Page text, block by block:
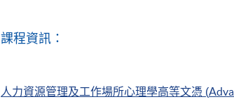
課程資訊：
人力資源管理及工作場所心理學高等文憑 (